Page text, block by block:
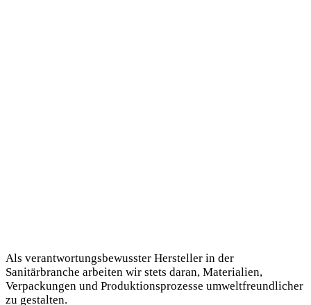
Sanitärbranche arbeiten wir stets daran, Materialien,
Verpackungen und Produktionsprozesse umweltfreundlicher
zu gestalten.